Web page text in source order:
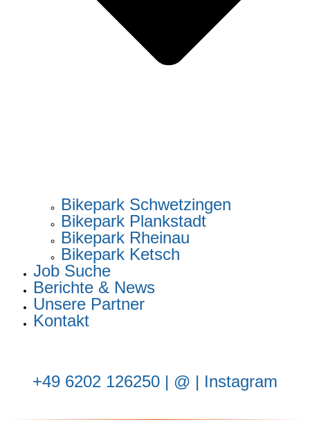
Bikepark Schwetzingen
Bikepark Plankstadt
Bikepark Rheinau
Bikepark Ketsch
Job Suche
Berichte & News
Unsere Partner
Kontakt
‭+49 6202 126250 | ‬ @ | Instagram